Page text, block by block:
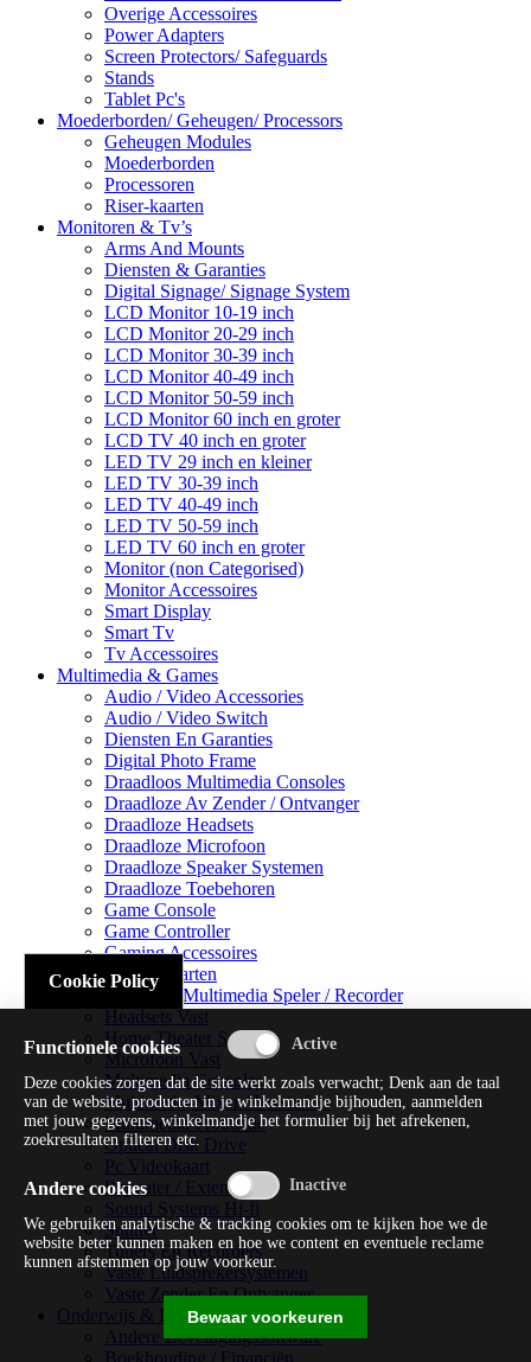
Overige Accessoires
Power Adapters
Screen Protectors/ Safeguards
Stands
Tablet Pc's
Moederborden/ Geheugen/ Processors
Geheugen Modules
Moederborden
Processoren
Riser-kaarten
Monitoren & Tv’s
Arms And Mounts
Diensten & Garanties
Digital Signage/ Signage System
LCD Monitor 10-19 inch
LCD Monitor 20-29 inch
LCD Monitor 30-39 inch
LCD Monitor 40-49 inch
LCD Monitor 50-59 inch
LCD Monitor 60 inch en groter
LCD TV 40 inch en groter
LED TV 29 inch en kleiner
LED TV 30-39 inch
LED TV 40-49 inch
LED TV 50-59 inch
LED TV 60 inch en groter
Monitor (non Categorised)
Monitor Accessoires
Smart Display
Smart Tv
Tv Accessoires
Multimedia & Games
Audio / Video Accessories
Audio / Video Switch
Diensten En Garanties
Digital Photo Frame
Draadloos Multimedia Consoles
Draadloze Av Zender / Ontvanger
Draadloze Headsets
Draadloze Microfoon
Draadloze Speaker Systemen
Draadloze Toebehoren
Game Console
Game Controller
Gaming Accessoires
Geluidskaarten
Handheld Multimedia Speler / Recorder
Headsets Vast
Home Theater Systems
Microfoon Vast
Multimedia Consoles
Multimedia Mixer / Versterker
Multimedia Productie
Optical Disk Drive
Pc Videokaart
Repeater / Extender
Sound Systems Hi-fi
Splitter
Tuners En Recorders
Vaste Luidsprekersystemen
Vaste Zender En Ontvanger
Onderwijs & Recreatie
Andere Beveiligingssoftware
Cookie Policy
Functionele cookies
Deze cookies zorgen dat de site werkt zoals verwacht; Denk aan de taal
van de website, producten in je winkelmandje bijhouden, aanmelden
met jouw gegevens, winkelmandje het formulier bij het afrekenen,
zoekresultaten filteren etc.
Andere cookies
We gebruiken analytische & tracking cookies om te kijken hoe we de
website beter kunnen maken en hoe we content en eventuele reclame
kunnen afstemmen op jouw voorkeur.
Bewaar voorkeuren